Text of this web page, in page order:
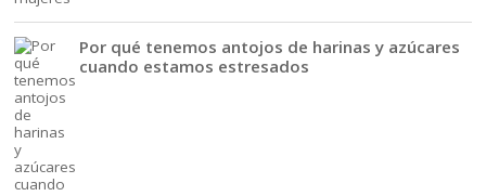
Por qué tenemos antojos de harinas y azúcares
cuando estamos estresados